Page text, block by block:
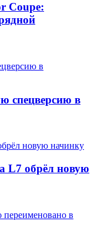
Coupe:
спецверсию в
L7 обрёл новую